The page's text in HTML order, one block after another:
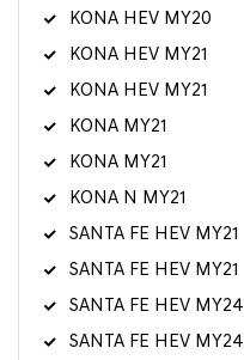
KONA HEV MY20
KONA HEV MY21
KONA HEV MY21
KONA MY21
KONA MY21
KONA N MY21
SANTA FE HEV MY21
SANTA FE HEV MY21
SANTA FE HEV MY24
SANTA FE HEV MY24